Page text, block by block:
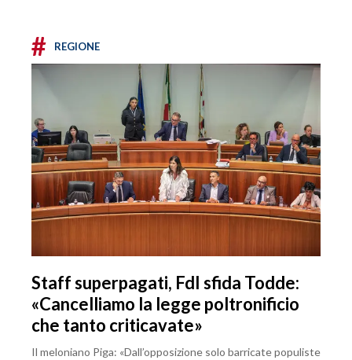
# REGIONE
Staff superpagati, FdI sfida Todde:
«Cancelliamo la legge poltronificio
che tanto criticavate»
Il meloniano Piga: «Dall’opposizione solo barricate populiste